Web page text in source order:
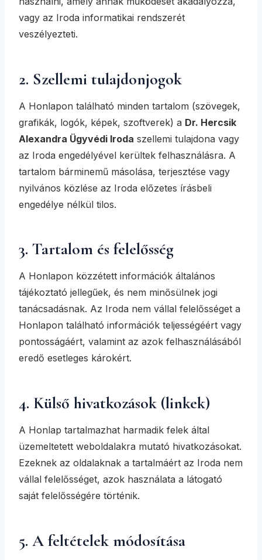
vagy az Iroda informatikai rendszerét
veszélyezteti.
2. Szellemi tulajdonjogok
A Honlapon található minden tartalom (szövegek,
grafikák, logók, képek, szoftverek) a Dr. Hercsik
Alexandra Ügyvédi Iroda szellemi tulajdona vagy
az Iroda engedélyével kerültek felhasználásra. A
tartalom bárminemű másolása, terjesztése vagy
nyilvános közlése az Iroda előzetes írásbeli
engedélye nélkül tilos.
3. Tartalom és felelősség
A Honlapon közzétett információk általános
tájékoztató jellegűek, és nem minősülnek jogi
tanácsadásnak. Az Iroda nem vállal felelősséget a
Honlapon található információk teljességéért vagy
pontosságáért, valamint az azok felhasználásából
eredő esetleges károkért.
4. Külső hivatkozások (linkek)
A Honlap tartalmazhat harmadik felek által
üzemeltetett weboldalakra mutató hivatkozásokat.
Ezeknek az oldalaknak a tartalmáért az Iroda nem
vállal felelősséget, azok használata a látogató
saját felelősségére történik.
5. A feltételek módosítása